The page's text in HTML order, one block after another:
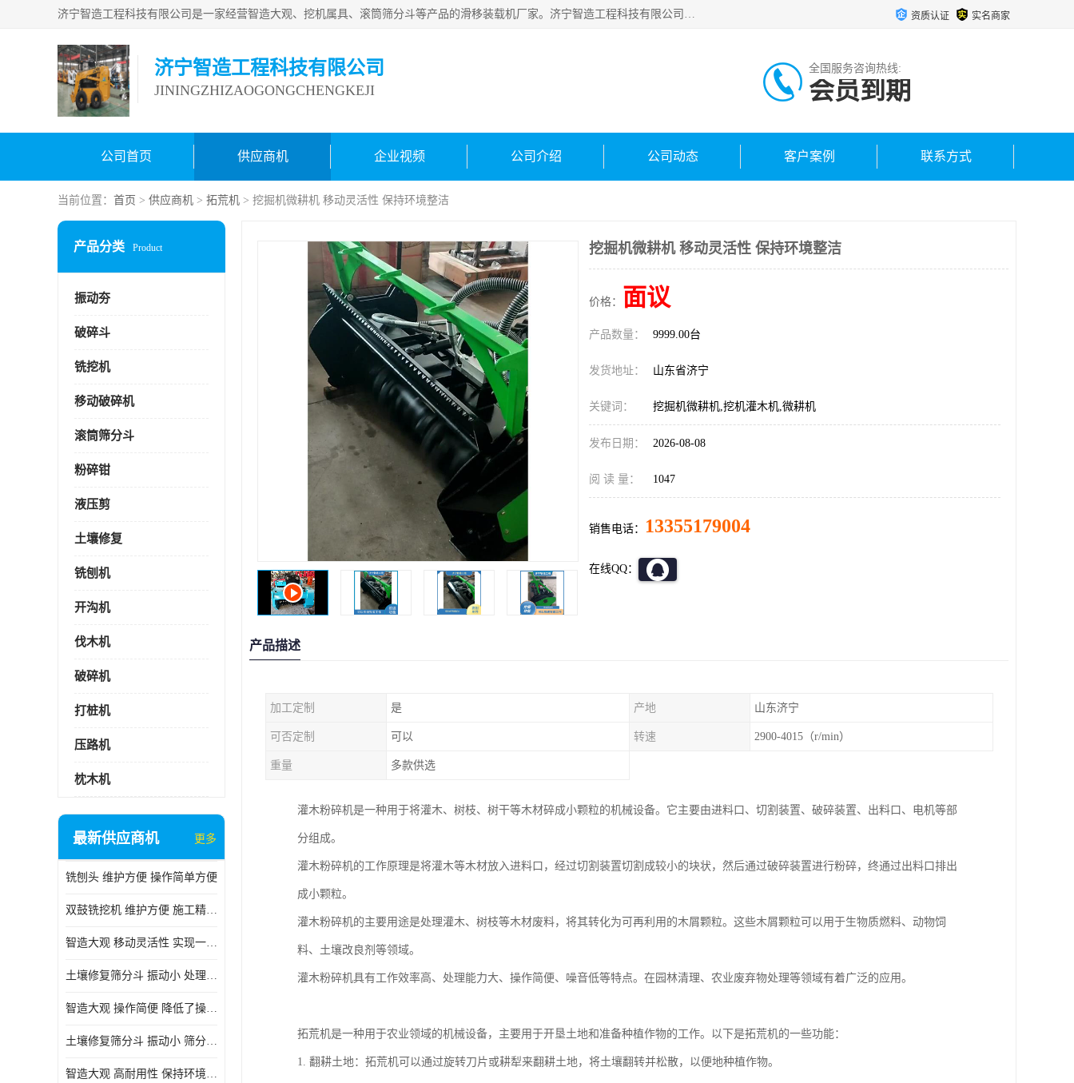
济宁智造工程科技有限公司是一家经营智造大观、挖机属具、滚筒筛分斗等产品的滑移装载机厂家。济宁智造工程科技有限公司奉行以质量赢得用户，诚信为本，互利共赢的宗旨，依靠雄厚的技术力量，科学的管理制度，先进的加工检测设备，始终坚持以客户为中心，免费咨询！ 资质认证 实名商家
济宁智造工程科技有限公司
JININGZHIZAOGONGCHENGKEJI
全国服务咨询热线:
会员到期
公司首页 供应商机 企业视频 公司介绍 公司动态 客户案例 联系方式
当前位置： 首页 > 供应商机 > 拓荒机 > 挖掘机微耕机 移动灵活性 保持环境整洁
产品分类 Product
振动夯
破碎斗
铣挖机
移动破碎机
滚筒筛分斗
粉碎钳
液压剪
土壤修复
铣刨机
开沟机
伐木机
破碎机
打桩机
压路机
枕木机
最新供应商机 更多
铣刨头 维护方便 操作简单方便
双鼓铣挖机 维护方便 施工精度高
智造大观 移动灵活性 实现一机多用
土壤修复筛分斗 振动小 处理能力大
智造大观 操作简便 降低了操作难度
土壤修复筛分斗 振动小 筛分效果可调节
智造大观 高耐用性 保持环境整洁
挖掘机微耕机 移动灵活性 保持环境整洁
价格： 面议
产品数量： 9999.00台
发货地址： 山东省济宁
关键词： 挖掘机微耕机,挖机灌木机,微耕机
发布日期： 2026-08-08
阅 读 量： 1047
销售电话： 13355179004
在线QQ：
产品描述
加工定制 是 产地 山东济宁
可否定制 可以 转速 2900-4015（r/min）
重量 多款供选
灌木粉碎机是一种用于将灌木、树枝、树干等木材碎成小颗粒的机械设备。它主要由进料口、切割装置、破碎装置、出料口、电机等部
分组成。
灌木粉碎机的工作原理是将灌木等木材放入进料口，经过切割装置切割成较小的块状，然后通过破碎装置进行粉碎，终通过出料口排出
成小颗粒。
灌木粉碎机的主要用途是处理灌木、树枝等木材废料，将其转化为可再利用的木屑颗粒。这些木屑颗粒可以用于生物质燃料、动物饲
料、土壤改良剂等领域。
灌木粉碎机具有工作效率高、处理能力大、操作简便、噪音低等特点。在园林清理、农业废弃物处理等领域有着广泛的应用。
拓荒机是一种用于农业领域的机械设备，主要用于开垦土地和准备种植作物的工作。以下是拓荒机的一些功能：
1. 翻耕土地：拓荒机可以通过旋转刀片或耕犁来翻耕土地，将土壤翻转并松散，以便地种植作物。